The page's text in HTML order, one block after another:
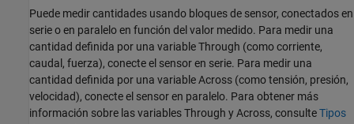
Puede medir cantidades usando bloques de sensor, conectados en
serie o en paralelo en función del valor medido. Para medir una
cantidad definida por una variable Through (como corriente,
caudal, fuerza), conecte el sensor en serie. Para medir una
cantidad definida por una variable Across (como tensión, presión,
velocidad), conecte el sensor en paralelo. Para obtener más
información sobre las variables Through y Across, consulteTipos